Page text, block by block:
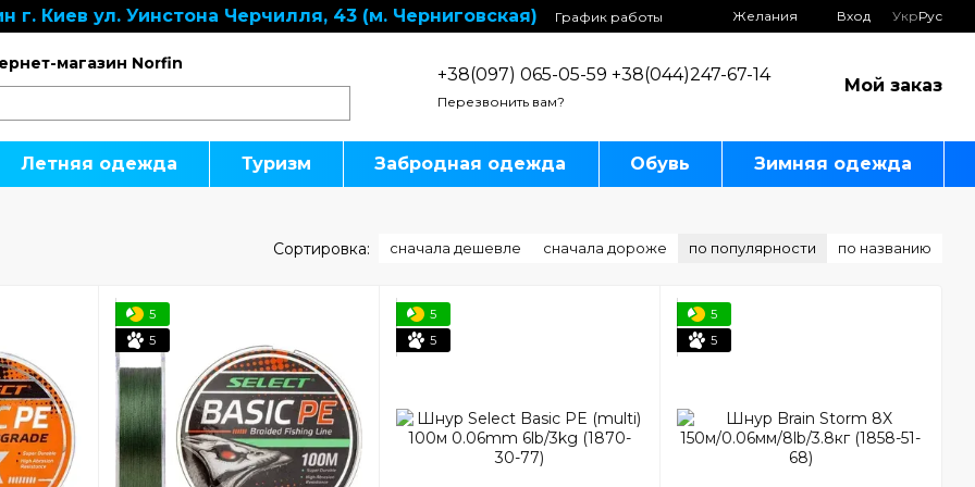
г. Киев ул. Уинстона Черчилля, 43 (м. Черниговская)
График работы
Желания Вход УкрРус
магазин Norfin
+38(097) 065-05-59 +38(044)247-67-14
Перезвонить вам?
Мой заказ
Летняя одежда Туризм Забродная одежда Обувь Зимняя одежда
Сортировка: сначала дешевле сначала дороже по популярности по названию
5
5
5
5
5
5